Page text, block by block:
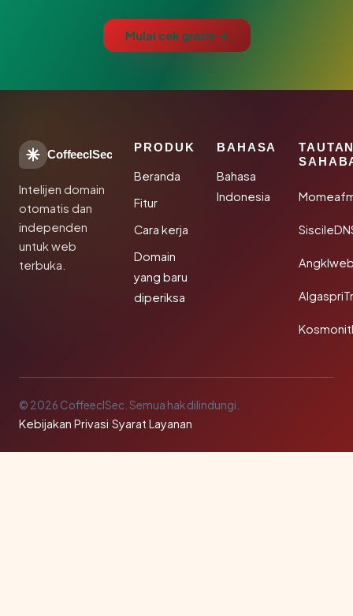
Mulai cek gratis →
CoffeeclSec
Intelijen domain
otomatis dan
independen
untuk web
terbuka.
PRODUK
Beranda
Fitur
Cara kerja
Domain
yang baru
diperiksa
BAHASA
Bahasa
Indonesia
© 2026 CoffeeclSec. Semua hak dilindungi.
Kebijakan Privasi·Syarat Layanan